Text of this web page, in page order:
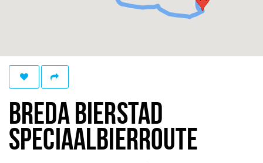
Q&A
KORTING
Breda Student Shop
Draai aan het rad!
BREDA BIERSTAD
SPECIAALBIERROUTE